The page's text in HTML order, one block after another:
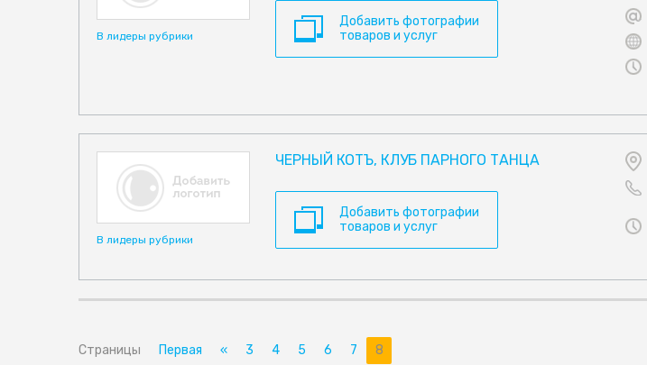
В лидеры рубрики
Добавить фотографии
товаров и услуг
В лидеры рубрики
ЧЕРНЫЙ КОТЪ, КЛУБ ПАРНОГО ТАНЦА
Добавить фотографии
товаров и услуг
Страницы Первая « 3 4 5 6 7 8